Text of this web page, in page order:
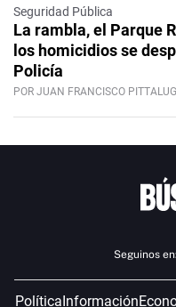
Seguridad Pública
La rambla, el Parque
los homicidios se
Policía
POR JUAN FRANCISCO
Seguinos en:
PolíticaInformación